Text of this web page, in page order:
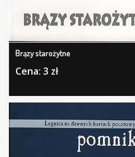
Brązy starożytne
Cena: 3 zł